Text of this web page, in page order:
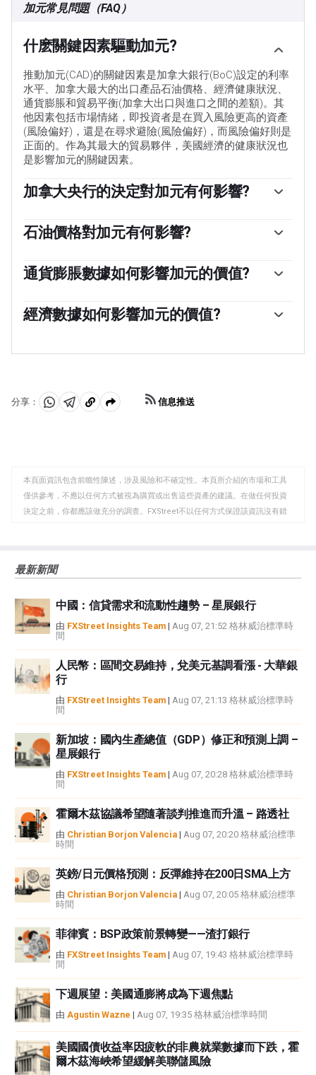
加元常見問題（FAQ）
什麽關鍵因素驅動加元?
推動加元(CAD)的關鍵因素是加拿大銀行(BoC)設定的利率
水平、加拿大最大的出口產品石油價格、經濟健康狀況、
通貨膨脹和貿易平衡(加拿大出口與進口之間的差額)。其
他因素包括市場情緒，即投資者是在買入風險更高的資產
(風險偏好)，還是在尋求避險(風險偏好)，而風險偏好則是
正面的。作為其最大的貿易夥伴，美國經濟的健康狀況也
是影響加元的關鍵因素。
加拿大央行的決定對加元有何影響?
對加元具有重大影響。這影響到每個人的利率水平。加拿
大央行的主要目標是通過上調或下調利率，將通貨膨脹率
行還可以利用量化寬松和緊縮政策來影響信貸狀況，前者
對加元不利，後者對加元有利。
石油價格對加元有何影響?
最大的出口產品，因此石油價格往往對加元價值產生直接
影響。一般來說，如果油價上漲，加元也會上漲，因為對
高的油價也傾向於導致貿易順差的可能性更大，這也支持
加元。
通貨膨脹數據如何影響加元的價值?
種貨幣的負面因素，但在現代，隨著跨境資本管製的放
松，情況實際上正好相反。較高的通貨膨脹率往往會導致
尋求利潤豐厚的投資場所的全球投資者。這增加了對當地
經濟數據如何影響加元的價值?
元產生影響。GDP、製造業和服務業pmi、就業和消費者
拿大銀行提高利率，從而導致貨幣走強。然而，如果經濟
數據疲弱，加元可能會下跌。
分享：
分 分 複
板
信息推送
本頁面資訊包含前瞻性陳述，涉及風險和不確定性。本頁所介紹的市場和工具
僅供參考，不應以任何方式被視為購買或出售這些資產的建議。在做任何投資
決定之前，你都應該做充分的調查。FXStreet不以任何方式保證該資訊沒有錯
觀點，並不代表FXStreet或其廣告商的官方政策或立場。作者不對本頁連結的
如果文章正文中沒有明確提到，在撰寫本文時，作者在本文中提到的任何股票
中都沒有頭寸，也沒有與文中提到的任何公司有業務關係。除了FXStreet，作
者沒有收到撰寫這篇文章的報酬。
FXStreet和作者不提供個性化的建議。作者對該資訊的準確性、完整性或適用
性不作任何陳述。FXStreet和作者將不承擔任何錯誤，遺漏或任何損失，傷害
或損害由此資訊及其顯示或使用引起的。錯誤和遺漏除外。本文作者和
FXStreet並非註冊投資顧問，本文內容無意提供任何投資建議。
最新新聞
中國：信貸需求和流動性趨勢 – 星展銀行
由 FXStreet Insights Team | Aug 07, 21:52 格林威治標準時
間
人民幣：區間交易維持，兌美元基調看漲 - 大華銀
行
由 FXStreet Insights Team | Aug 07, 21:13 格林威治標準時
間
新加坡：國內生產總值（GDP）修正和預測上調 –
星展銀行
由 FXStreet Insights Team | Aug 07, 20:28 格林威治標準時
間
霍爾木茲協議希望隨著談判推進而升溫 – 路透社
由 Christian Borjon Valencia | Aug 07, 20:20 格林威治標準
時間
英鎊/日元價格預測：反彈維持在200日SMA上方
由 Christian Borjon Valencia | Aug 07, 20:05 格林威治標準
時間
菲律賓：BSP政策前景轉變——渣打銀行
由 FXStreet Insights Team | Aug 07, 19:43 格林威治標準時
間
下週展望：美國通膨將成為下週焦點
由 Agustin Wazne | Aug 07, 19:35 格林威治標準時間
美國國債收益率因疲軟的非農就業數據而下跌，霍
爾木茲海峽希望緩解美聯儲風險